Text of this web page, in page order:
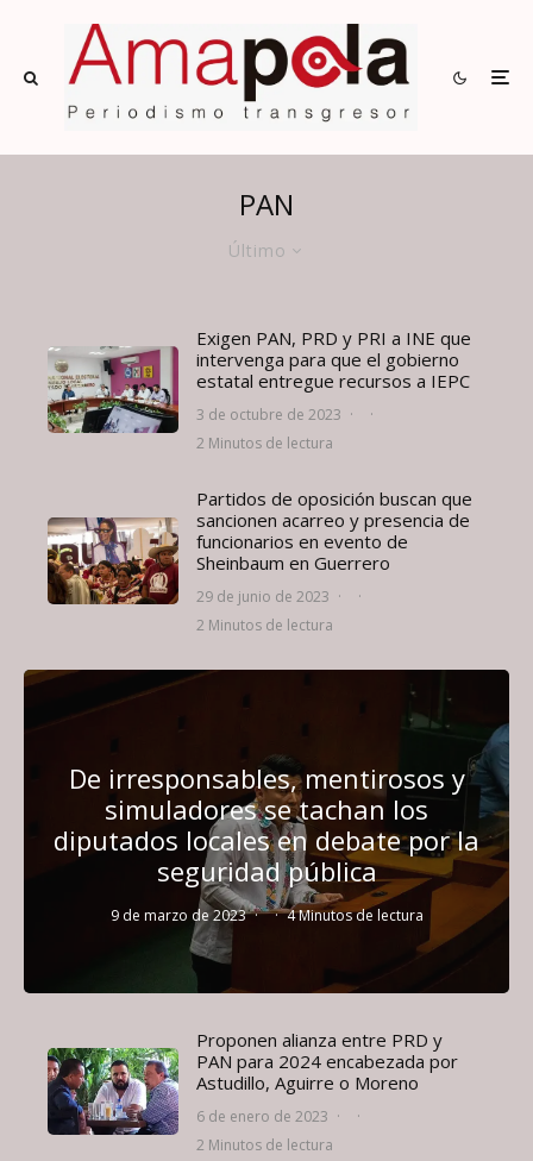
PAN
Último
Exigen PAN, PRD y PRI a INE que
intervenga para que el gobierno
estatal entregue recursos a IEPC
3 de octubre de 2023 ·
·
2 Minutos de lectura
Partidos de oposición buscan que
sancionen acarreo y presencia de
funcionarios en evento de
Sheinbaum en Guerrero
29 de junio de 2023 ·
·
2 Minutos de lectura
De irresponsables, mentirosos y
simuladores se tachan los
diputados locales en debate por la
seguridad pública
9 de marzo de 2023 · · 4 Minutos de lectura
Proponen alianza entre PRD y
PAN para 2024 encabezada por
Astudillo, Aguirre o Moreno
6 de enero de 2023 ·
·
2 Minutos de lectura